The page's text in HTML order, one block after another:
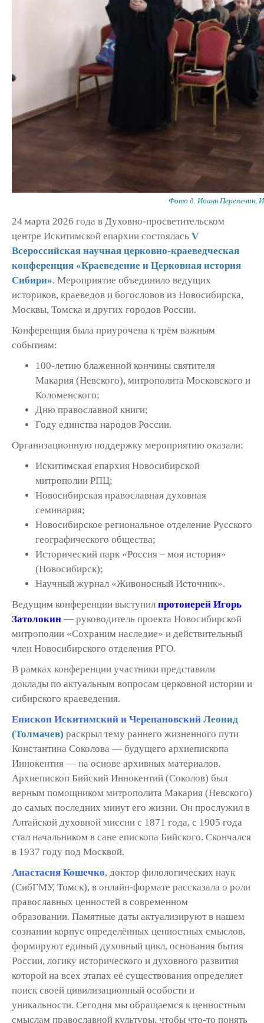
Фото д. Иоанн Перепечин,
24 марта 2026 года в Духовно-просветительском
центре Искитимской епархии состоялась V
Всероссийская научная церковно-краеведческая
конференция «Краеведение и Церковная история
Сибири». Мероприятие объединило ведущих
историков, краеведов и богословов из Новосибирска,
Москвы, Томска и других городов России.
Конференция была приурочена к трём важным
событиям:
100-летию блаженной кончины святителя
Макария (Невского), митрополита Московского и
Коломенского;
Дню православной книги;
Году единства народов России.
Организационную поддержку мероприятию оказали:
Искитимская епархия Новосибирской
митрополии РПЦ;
Новосибирская православная духовная
семинария;
Новосибирское региональное отделение Русского
географического общества;
Исторический парк «Россия – моя история»
(Новосибирск);
Научный журнал «Живоносный Источник».
Ведущим конференции выступил протоиерей Игорь
Затолокин — руководитель проекта Новосибирской
митрополии «Сохраним наследие» и действительный
член Новосибирского отделения РГО.
В рамках конференции участники представили
доклады по актуальным вопросам церковной истории и
сибирского краеведения.
Епископ Искитимский и Черепановский Леонид
(Толмачев) раскрыл тему раннего жизненного пути
Константина Соколова — будущего архиепископа
Иннокентия — на основе архивных материалов.
Архиепископ Бийский Иннокентий (Соколов) был
верным помощником митрополита Макария (Невского)
до самых последних минут его жизни. Он прослужил в
Алтайской духовной миссии с 1871 года, с 1905 года
стал начальником в сане епископа Бийского. Скончался
в 1937 году под Москвой.
Анастасия Кошечко, доктор филологических наук
(СибГМУ, Томск), в онлайн-формате рассказала о роли
православных ценностей в современном
образовании. Памятные даты актуализируют в нашем
сознании корпус определённых ценностных смыслов,
формируют единый духовный цикл, основания бытия
России, логику исторического и духовного развития
которой на всех этапах её существования определяет
поиск своей цивилизационный особости и
уникальности. Сегодня мы обращаемся к ценностным
смыслам православной культуры, чтобы что-то понять